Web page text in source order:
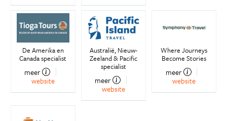
De Amerika en
Canada specialist
meer
website
Australië, Nieuw-
Zeeland & Pacific
specialist
meer
website
Where Journeys
Become Stories
meer
website